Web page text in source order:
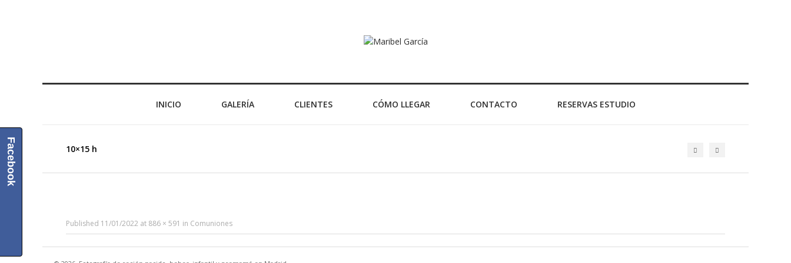
INICIO GALERÍA CLIENTES CÓMO LLEGAR CONTACTO RESERVAS ESTUDIO
10×15 h
Published 11/01/2022 at 886 × 591 in Comuniones
Facebook